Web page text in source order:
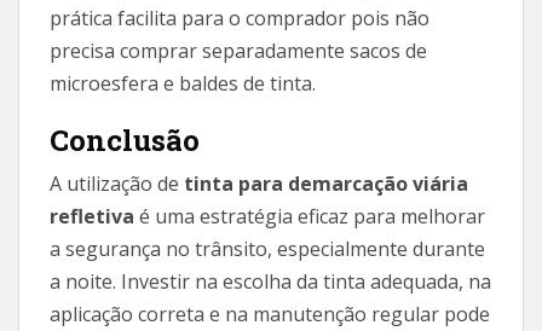
prática facilita para o comprador pois não
precisa comprar separadamente sacos de
microesfera e baldes de tinta.
Conclusão
A utilização de tinta para demarcação viária
refletiva é uma estratégia eficaz para melhorar
a segurança no trânsito, especialmente durante
a noite. Investir na escolha da tinta adequada, na
aplicação correta e na manutenção regular pode